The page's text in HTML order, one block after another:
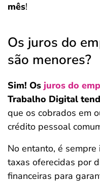
mês!
Os juros do
são menores?
Sim! Os juros do
Trabalho Digital
que os cobrados em
crédito pessoal
No entanto, é
taxas oferecidas por
financeiras para